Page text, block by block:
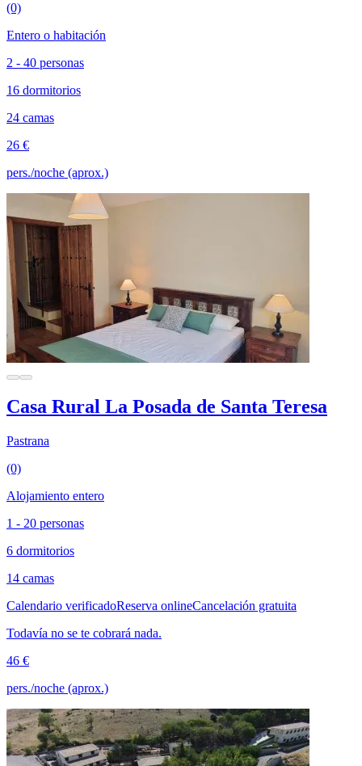
(0)
Entero o habitación
2 - 40 personas
16 dormitorios
24 camas
26 €
pers./noche (aprox.)
Casa Rural La Posada de Santa Teresa
Pastrana
(0)
Alojamiento entero
1 - 20 personas
6 dormitorios
14 camas
Calendario verificadoReserva onlineCancelación gratuita
Todavía no se te cobrará nada.
46 €
pers./noche (aprox.)